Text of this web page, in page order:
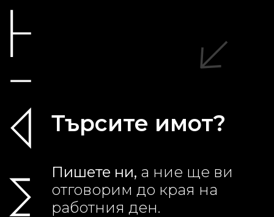
Търсите имот?
Пишете ни, а ние ще ви
отговорим до края на
работния ден.